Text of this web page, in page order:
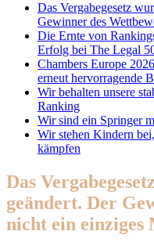
Das Vergabegesetz
Gewinner des
Die Ernte von
Erfolg bei The Legal
Chambers Europe
erneut hervorragende
Wir behalten unsere
Ranking
Wir sind ein Springer
Wir stehen Kindern
kämpfen
Das
geändert. Der
nicht ein einziges